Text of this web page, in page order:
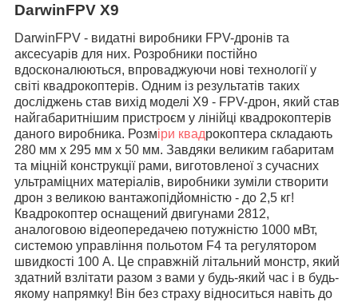
DarwinFPV X9
DarwinFPV - видатні виробники FPV-дронів та
аксесуарів для них. Розробники постійно
вдосконалюються, впроваджуючи нові технології у
світі квадрокоптерів. Одним із результатів таких
досліджень став вихід моделі X9 - FPV-дрон, який став
найгабаритнішим пристроєм у лінійці квадрокоптерів
даного виробника. Розміри квадрокоптера складають
280 мм x 295 мм x 50 мм. Завдяки великим габаритам
та міцній конструкції рами, виготовленої з сучасних
ультраміцних матеріалів, виробники зуміли створити
дрон з великою вантажопідйомністю - до 2,5 кг!
Квадрокоптер оснащений двигунами 2812,
аналоговою відеопередачею потужністю 1000 мВт,
системою управління польотом F4 та регулятором
швидкості 100 А. Це справжній літальний монстр, який
здатний взлітати разом з вами у будь-який час і в будь-
якому напрямку! Він без страху відноситься навіть до